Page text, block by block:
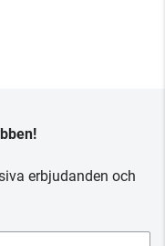
erbjudanden och